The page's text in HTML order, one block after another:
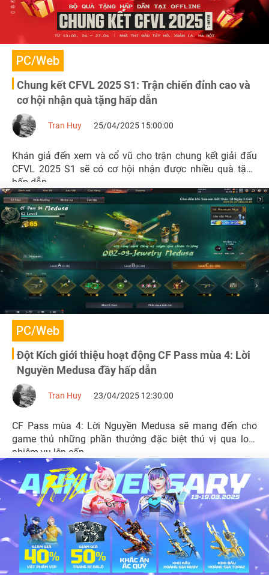
PC/Web
Chung kết CFVL 2025 S1: Trận chiến đỉnh cao và
cơ hội nhận quà tặng hấp dẫn
Tran Huy 25/04/2025 15:00:00
Khán giả đến xem và cổ vũ cho trận chung kết giải đấu
CFVL 2025 S1 sẽ có cơ hội nhận được nhiều quà tặng
hấp dẫn.
PC/Web
Đột Kích giới thiệu hoạt động CF Pass mùa 4: Lời
Nguyền Medusa đầy hấp dẫn
Tran Huy 23/04/2025 12:30:00
CF Pass mùa 4: Lời Nguyền Medusa sẽ mang đến cho
game thủ những phần thưởng đặc biệt thú vị qua loạt
nhiệm vụ lên cấp.